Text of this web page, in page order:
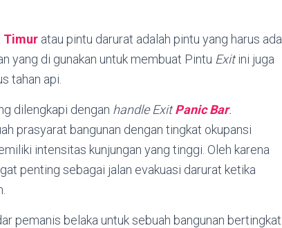
Timur atau pintu darurat adalah pintu yang harus ada
yang di gunakan untuk membuat Pintu Exitini juga
tahan api.
dilengkapi dengan handleExit Panic Bar.
prasyarat bangunan dengan tingkat okupansi
intensitas kunjungan yang tinggi. Oleh karena
penting sebagai jalan evakuasi darurat ketika
pemanis belaka untuk sebuah bangunan bertingkat.